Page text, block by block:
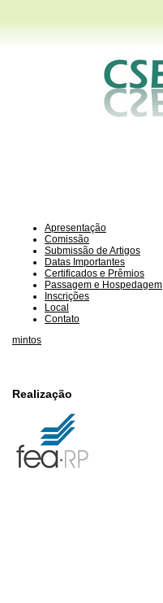
Apresentação
Comissão
Submissão de Artigos
Datas Importantes
Certificados e Prêmios
Passagem e Hospedagem
Inscrições
Local
Contato
mintos
Realização